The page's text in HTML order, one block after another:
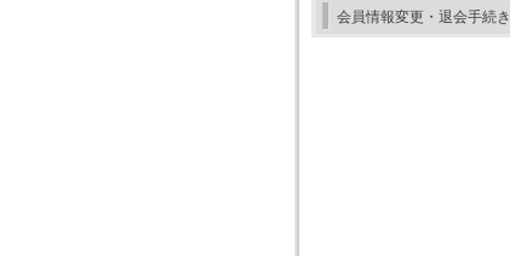
会員情報変更・退会手続き